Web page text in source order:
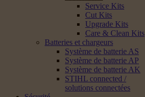
Service Kits
Cut Kits
Upgrade Kits
Care & Clean Kits
Batteries et chargeurs
Système de batterie AS
Système de batterie AP
Système de batterie AK
STIHL connected /
solutions connectées